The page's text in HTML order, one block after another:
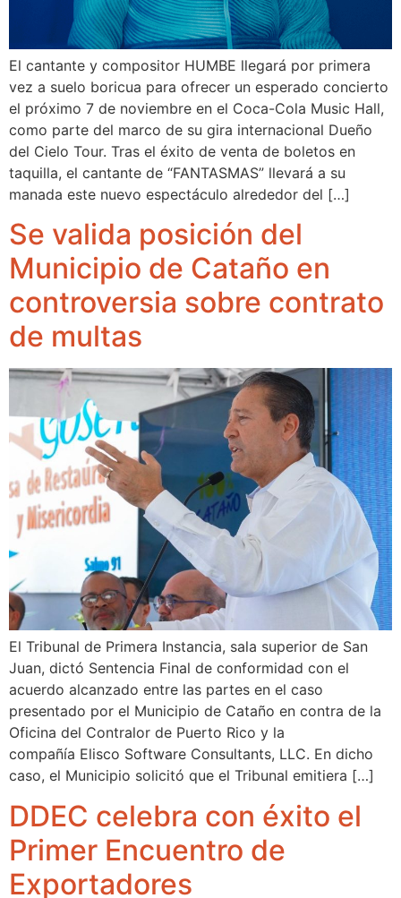
El cantante y compositor HUMBE llegará por primera
vez a suelo boricua para ofrecer un esperado concierto
el próximo 7 de noviembre en el Coca-Cola Music Hall,
como parte del marco de su gira internacional Dueño
del Cielo Tour. Tras el éxito de venta de boletos en
taquilla, el cantante de “FANTASMAS” llevará a su
manada este nuevo espectáculo alrededor del […]
Se valida posición del
Municipio de Cataño en
controversia sobre contrato
de multas
El Tribunal de Primera Instancia, sala superior de San
Juan, dictó Sentencia Final de conformidad con el
acuerdo alcanzado entre las partes en el caso
presentado por el Municipio de Cataño en contra de la
Oficina del Contralor de Puerto Rico y la
compañía Elisco Software Consultants, LLC. En dicho
caso, el Municipio solicitó que el Tribunal emitiera […]
DDEC celebra con éxito el
Primer Encuentro de
Exportadores